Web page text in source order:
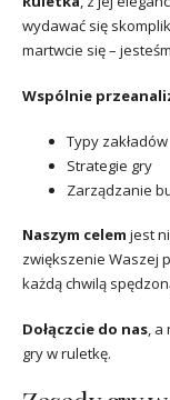
wydawać się
martwcie się –
Wspólnie
Typy zakładów
Strategie gry
Zarządzanie
Naszym celem jest
zwiększenie Waszej
każdą chwilą
Dołączcie do nas, a
gry w ruletkę.